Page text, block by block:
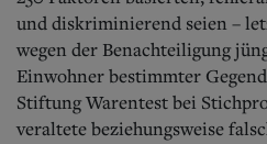
und diskriminierend seien –
wegen der Benachteiligung
Einwohner bestimmter
Stiftung Warentest bei
veraltete beziehungsweise